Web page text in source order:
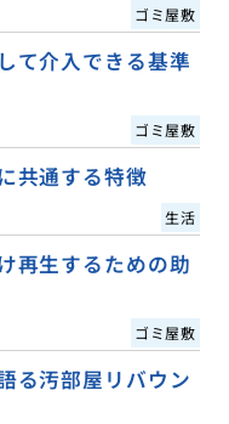
ゴミ屋敷
て介入できる基準
ゴミ屋敷
共通する特徴
生活
再生するための助
ゴミ屋敷
る汚部屋リバウン